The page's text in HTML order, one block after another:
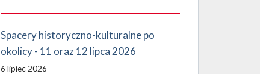
Spacery historyczno-kulturalne po
okolicy - 11 oraz 12 lipca 2026
6 lipiec 2026